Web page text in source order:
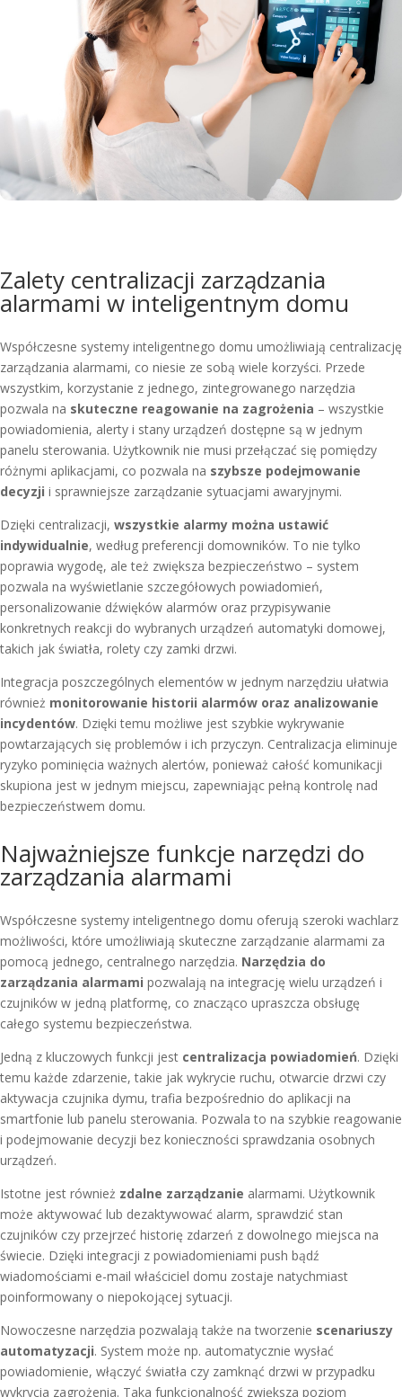
Zalety centralizacji zarządzania
alarmami w inteligentnym domu
Współczesne systemy inteligentnego domu umożliwiają centralizację
zarządzania alarmami, co niesie ze sobą wiele korzyści. Przede
wszystkim, korzystanie z jednego, zintegrowanego narzędzia
pozwala na skuteczne reagowanie na zagrożenia – wszystkie
powiadomienia, alerty i stany urządzeń dostępne są w jednym
panelu sterowania. Użytkownik nie musi przełączać się pomiędzy
różnymi aplikacjami, co pozwala na szybsze podejmowanie
decyzji i sprawniejsze zarządzanie sytuacjami awaryjnymi.
Dzięki centralizacji, wszystkie alarmy można ustawić
indywidualnie, według preferencji domowników. To nie tylko
poprawia wygodę, ale też zwiększa bezpieczeństwo – system
pozwala na wyświetlanie szczegółowych powiadomień,
personalizowanie dźwięków alarmów oraz przypisywanie
konkretnych reakcji do wybranych urządzeń automatyki domowej,
takich jak światła, rolety czy zamki drzwi.
Integracja poszczególnych elementów w jednym narzędziu ułatwia
również monitorowanie historii alarmów oraz analizowanie
incydentów. Dzięki temu możliwe jest szybkie wykrywanie
powtarzających się problemów i ich przyczyn. Centralizacja eliminuje
ryzyko pominięcia ważnych alertów, ponieważ całość komunikacji
skupiona jest w jednym miejscu, zapewniając pełną kontrolę nad
bezpieczeństwem domu.
Najważniejsze funkcje narzędzi do
zarządzania alarmami
Współczesne systemy inteligentnego domu oferują szeroki wachlarz
możliwości, które umożliwiają skuteczne zarządzanie alarmami za
pomocą jednego, centralnego narzędzia. Narzędzia do
zarządzania alarmami pozwalają na integrację wielu urządzeń i
czujników w jedną platformę, co znacząco upraszcza obsługę
całego systemu bezpieczeństwa.
Jedną z kluczowych funkcji jest centralizacja powiadomień. Dzięki
temu każde zdarzenie, takie jak wykrycie ruchu, otwarcie drzwi czy
aktywacja czujnika dymu, trafia bezpośrednio do aplikacji na
smartfonie lub panelu sterowania. Pozwala to na szybkie reagowanie
i podejmowanie decyzji bez konieczności sprawdzania osobnych
urządzeń.
Istotne jest również zdalne zarządzanie alarmami. Użytkownik
może aktywować lub dezaktywować alarm, sprawdzić stan
czujników czy przejrzeć historię zdarzeń z dowolnego miejsca na
świecie. Dzięki integracji z powiadomieniami push bądź
wiadomościami e-mail właściciel domu zostaje natychmiast
poinformowany o niepokojącej sytuacji.
Nowoczesne narzędzia pozwalają także na tworzenie scenariuszy
automatyzacji. System może np. automatycznie wysłać
powiadomienie, włączyć światła czy zamknąć drzwi w przypadku
wykrycia zagrożenia. Taka funkcjonalność zwiększa poziom